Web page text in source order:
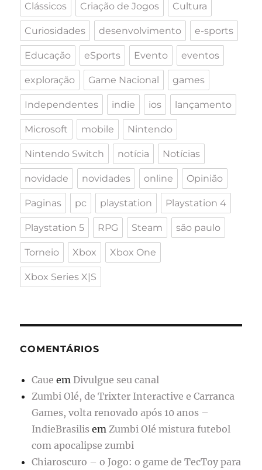
Clássicos Criação de Jogos Cultura
Curiosidades desenvolvimento e-sports
Educação eSports Evento eventos
exploração Game Nacional games
Independentes indie ios lançamento
Microsoft mobile Nintendo
Nintendo Switch notícia Notícias
novidade novidades online Opinião
Paginas pc playstation Playstation 4
Playstation 5 RPG Steam são paulo
Torneio Xbox Xbox One
Xbox Series X|S
COMENTÁRIOS
Caue emDivulgue seu canal
Zumbi Olé, de Trixter Interactive e Carranca
Games, volta renovado após 10 anos –
IndieBrasilis emZumbi Olé mistura futebol
com apocalipse zumbi
Chiaroscuro – o Jogo: o game de TecToy para